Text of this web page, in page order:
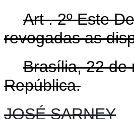
Art . 2º Este
revogadas as
Brasília, 22 de
República.
JOSÉ SARNEY